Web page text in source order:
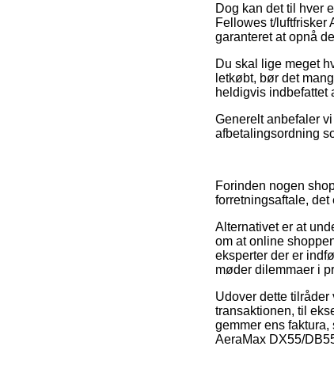
Dog kan det til hver
Fellowes t/luftfrisker
garanteret at opnå
Du skal lige meget
letkøbt, bør det
heldigvis indbefattet
Generelt anbefaler
afbetalingsordning
Forinden nogen
forretningsaftale, det
Alternativet er at
om at online
eksperter der er
møder dilemmaer i
Udover dette
transaktionen, til
gemmer ens
AeraMax DX55/